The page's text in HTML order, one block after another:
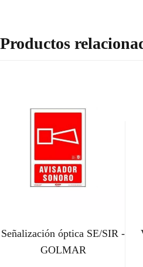
Productos
Señalización óptica SE/SIR -
GOLMAR